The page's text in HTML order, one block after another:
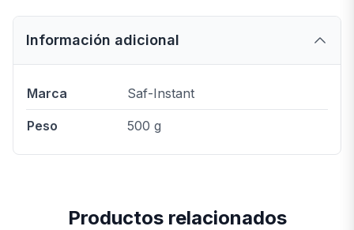
Información adicional
Marca Saf-Instant
Peso 500 g
Productos relacionados